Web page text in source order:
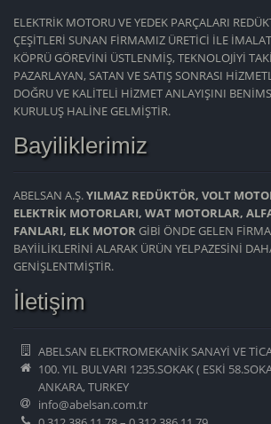
ELEKTRİK MOTORU VE YEDEK PARÇALARI
ÇEŞİTLERİ SUNAN FİRMAMIZ ÜRETİCİ İLE
KÖPRÜ GÖREVİNİ ÜSTLENMİŞ, TEKNOLOJİYİ
PAZARLAYAN, SATAN VE SATIŞ SONRASI
DOĞRU VE KALİTELİ HİZMET ANLAYIŞINI
KURULUŞ HALİNE GELMİŞTİR.
Bayiliklerimiz
ABELSAN A.Ş.YILMAZ REDÜKTÖR, VOLT
ELEKTRİK MOTORLARI, WAT MOTORLAR,
FANLARI, ELK MOTORGİBİ ÖNDE GELEN
BAYİİLİKLERİNİ ALARAK ÜRÜN YELPAZESİNİ
GENİŞLENTMİŞTİR.
İletişim
ABELSAN ELEKTROMEKANİK SANAYİ VE
100. YIL BULVARI 1235.SOKAK ( ESKİ
ANKARA, TURKEY
info@abelsan.com.tr